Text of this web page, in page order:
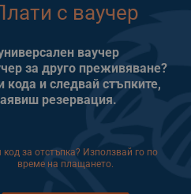
с ваучер
ваучер
за друго преживяване?
кода и следвай стъпките,
резервация.
за отстъпка? Използвай го по
време на плащането.